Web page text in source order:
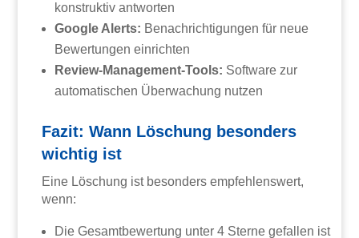
konstruktiv antworten
Google Alerts: Benachrichtigungen für neue
Bewertungen einrichten
Review-Management-Tools: Software zur
automatischen Überwachung nutzen
Fazit: Wann Löschung besonders
wichtig ist
Eine Löschung ist besonders empfehlenswert,
wenn:
Die Gesamtbewertung unter 4 Sterne gefallen ist